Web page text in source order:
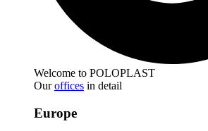
Welcome to POLOPLAST
Ouroffices in detail
Europe